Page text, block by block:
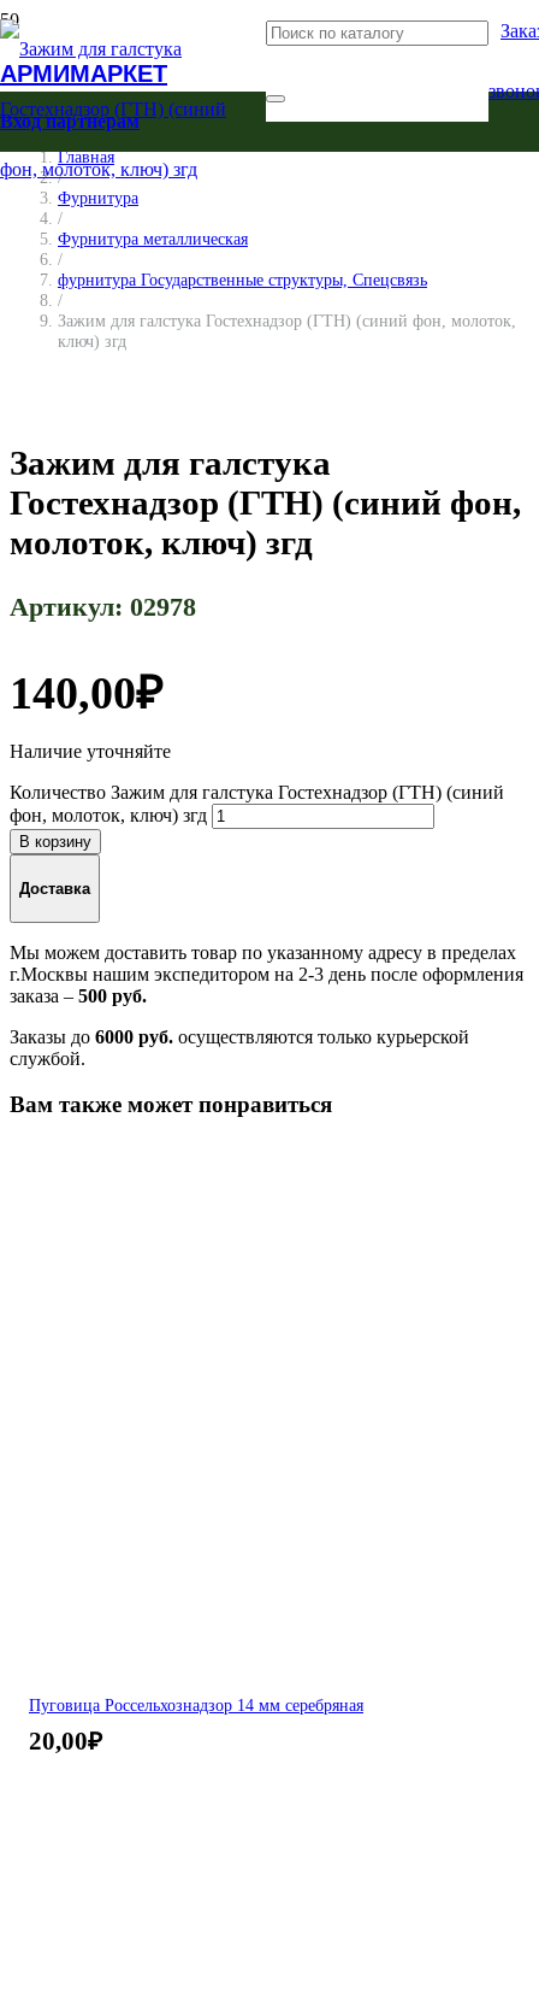
АРМИМАРКЕТ
Вход партнерам
Главная
/
Фурнитура
/
Фурнитура металлическая
/
фурнитура Государственные структуры, Спецсвязь
/
Зажим для галстука Гостехнадзор (ГТН) (синий фон, молоток,
ключ) згд
Зажим для галстука
Гостехнадзор (ГТН) (синий фон,
молоток, ключ) згд
Артикул: 02978
140,00₽
Наличие уточняйте
Количество Зажим для галстука Гостехнадзор (ГТН) (синий
фон, молоток, ключ) згд
В корзину
Доставка
Мы можем доставить товар по указанному адресу в пределах
г.Москвы нашим экспедитором на 2-3 день после оформления
заказа – 500 руб.
Заказы до 6000 руб. осуществляются только курьерской
службой.
Вам также может понравиться
Пуговица Россельхознадзор 14 мм серебряная
20,00₽